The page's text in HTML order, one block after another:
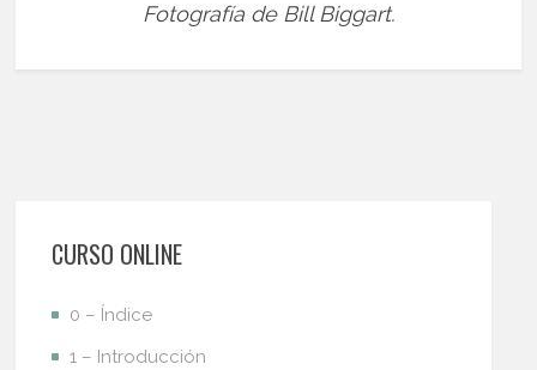
Fotografía de Bill Biggart.
CURSO ONLINE
0 – Índice
1 – Introducción